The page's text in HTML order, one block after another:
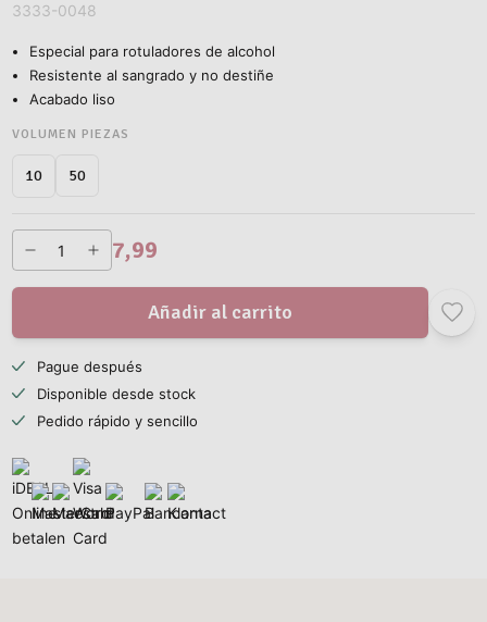
3333-0048
Especial para rotuladores de alcohol
Resistente al sangrado y no destiñe
Acabado liso
VOLUMEN PIEZAS
10 50
7,99
Añadir al carrito
Pague después
Disponible desde stock
Pedido rápido y sencillo